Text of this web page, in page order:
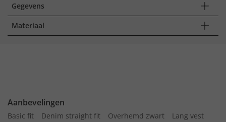
Gegevens
Materiaal
Aanbevelingen
Basic fit Denim straight fit Overhemd zwart
Lang vest